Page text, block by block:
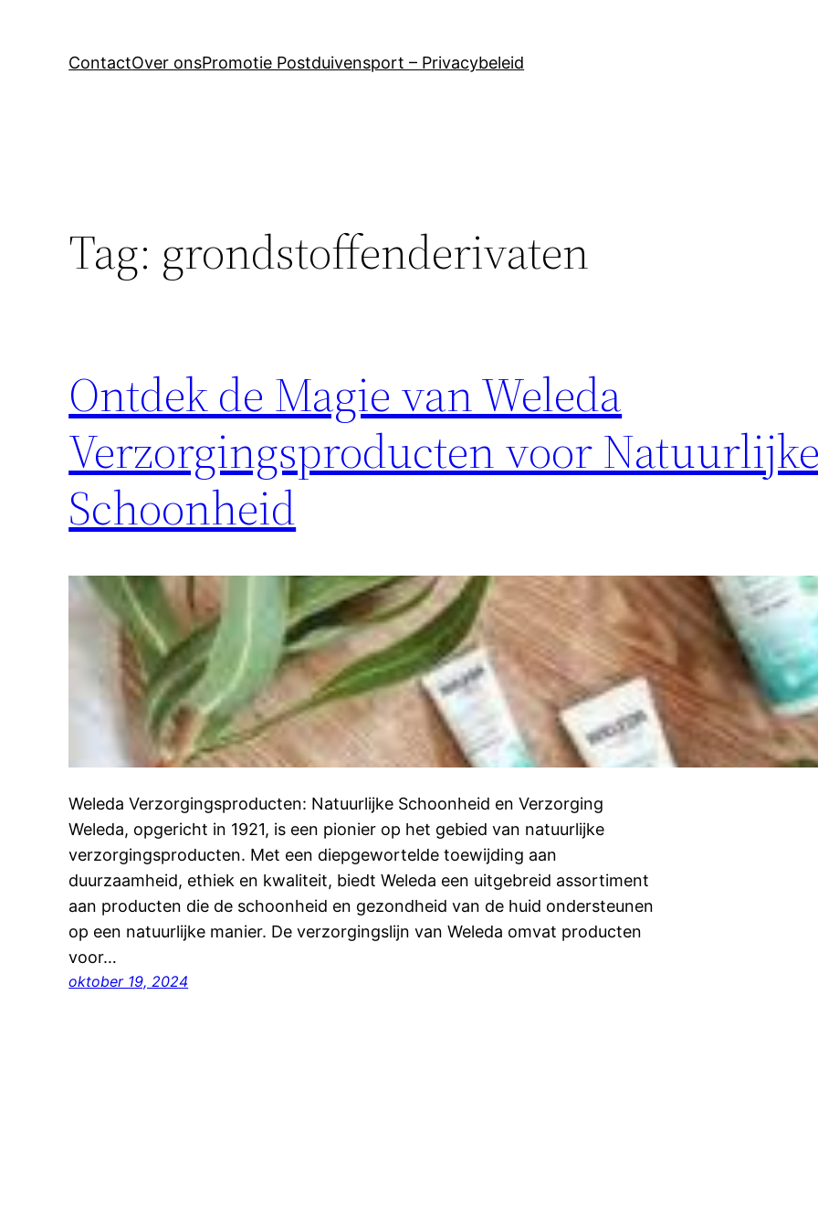
ContactOver onsPromotie Postduivensport – Privacybeleid
Tag: grondstoffenderivaten
Ontdek de Magie van Weleda
Verzorgingsproducten voor
Schoonheid
Weleda Verzorgingsproducten: Natuurlijke Schoonheid en Verzorging
Weleda, opgericht in 1921, is een pionier op het gebied van natuurlijke
verzorgingsproducten. Met een diepgewortelde toewijding aan
duurzaamheid, ethiek en kwaliteit, biedt Weleda een uitgebreid assortiment
aan producten die de schoonheid en gezondheid van de huid ondersteunen
op een natuurlijke manier. De verzorgingslijn van Weleda omvat producten
voor…
oktober 19, 2024